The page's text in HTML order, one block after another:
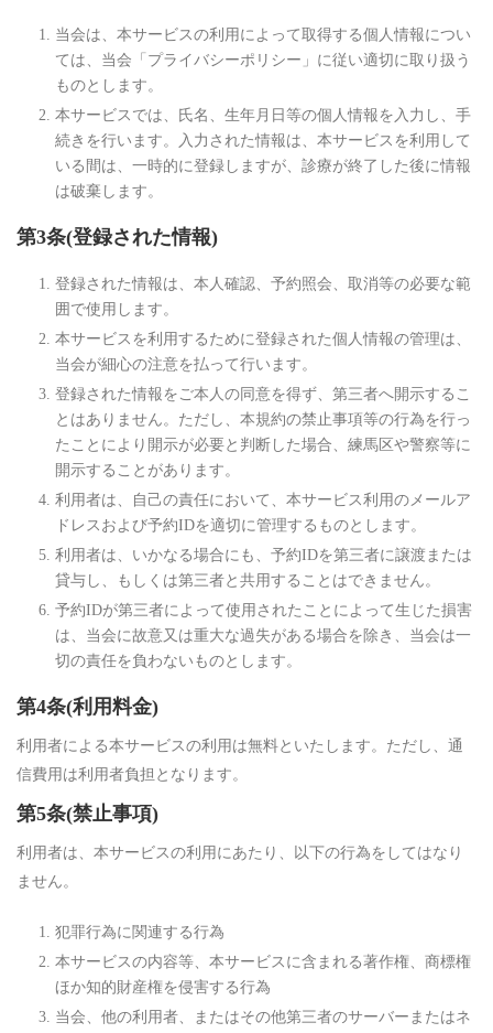
当会は、本サービスの利用によって取得する個人情報につい
ては、当会「プライバシーポリシー」に従い適切に取り扱う
ものとします。
本サービスでは、氏名、生年月日等の個人情報を入力し、手
続きを行います。入力された情報は、本サービスを利用して
いる間は、一時的に登録しますが、診療が終了した後に情報
は破棄します。
第3条(登録された情報)
登録された情報は、本人確認、予約照会、取消等の必要な範
囲で使用します。
本サービスを利用するために登録された個人情報の管理は、
当会が細心の注意を払って行います。
登録された情報をご本人の同意を得ず、第三者へ開示するこ
とはありません。ただし、本規約の禁止事項等の行為を行っ
たことにより開示が必要と判断した場合、練馬区や警察等に
開示することがあります。
利用者は、自己の責任において、本サービス利用のメールア
ドレスおよび予約IDを適切に管理するものとします。
利用者は、いかなる場合にも、予約IDを第三者に譲渡または
貸与し、もしくは第三者と共用することはできません。
予約IDが第三者によって使用されたことによって生じた損害
は、当会に故意又は重大な過失がある場合を除き、当会は一
切の責任を負わないものとします。
第4条(利用料金)
利用者による本サービスの利用は無料といたします。ただし、通
信費用は利用者負担となります。
第5条(禁止事項)
利用者は、本サービスの利用にあたり、以下の行為をしてはなり
ません。
犯罪行為に関連する行為
本サービスの内容等、本サービスに含まれる著作権、商標権
ほか知的財産権を侵害する行為
当会、他の利用者、またはその他第三者のサーバーまたはネ